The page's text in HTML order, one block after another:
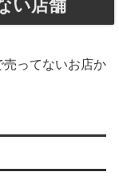
い店舗
売ってないお店か